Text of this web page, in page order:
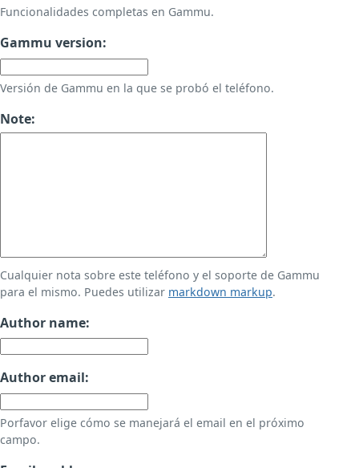
Funcionalidades completas en Gammu.
Gammu version:
Versión de Gammu en la que se probó el teléfono.
Note:
Cualquier nota sobre este teléfono y el soporte de Gammu
para el mismo. Puedes utilizar markdown markup.
Author name:
Author email:
Porfavor elige cómo se manejará el email en el próximo
campo.